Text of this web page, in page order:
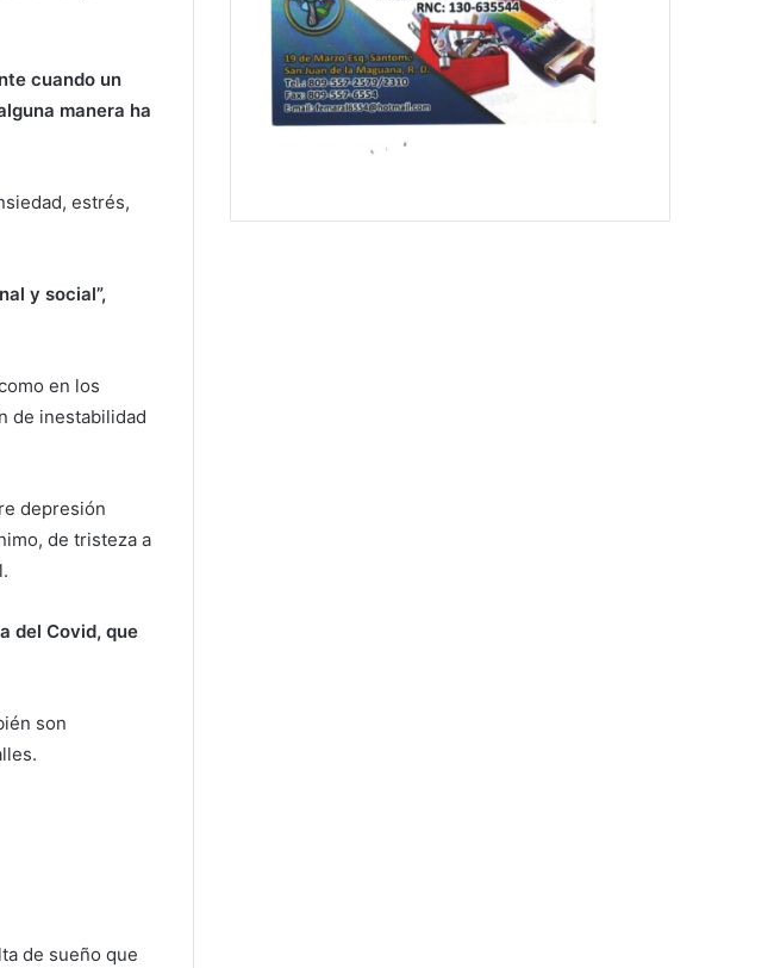
cuando un
manera ha
estrés,
y social”,
en los
de inestabilidad
depresión
de tristeza a
del Covid, que
son
de sueño que